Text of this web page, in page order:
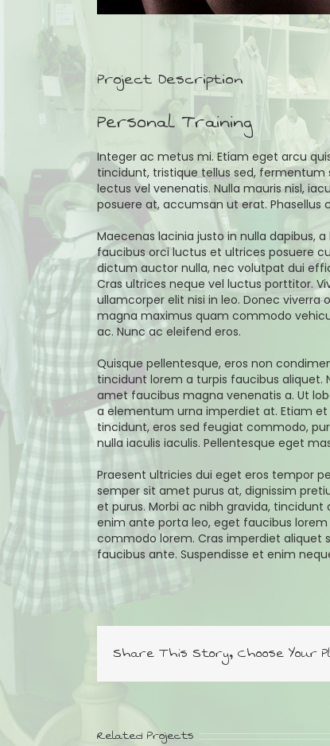
Project Description
Personal Training
Integer ac metus mi. Etiam eget arcu
tincidunt, tristique tellus sed, fermentum
lectus vel venenatis. Nulla mauris nisl,
posuere at, accumsan ut erat.
Maecenas lacinia justo in nulla dapibus,
faucibus orci luctus et ultrices posuere
dictum auctor nulla, nec volutpat dui
Cras ultrices neque vel luctus porttitor.
ullamcorper elit nisi in leo. Donec viverra
magna maximus quam commodo
ac. Nunc ac eleifend eros.
Quisque pellentesque, eros non
tincidunt lorem a turpis faucibus aliquet.
amet faucibus magna venenatis a. Ut
a elementum urna imperdiet at. Etiam et
tincidunt, eros sed feugiat commodo,
nulla iaculis iaculis. Pellentesque eget
Praesent ultricies dui eget eros tempor
semper sit amet purus at, dignissim
et purus. Morbi ac nibh gravida,
enim ante porta leo, eget faucibus
commodo lorem. Cras imperdiet aliquet
faucibus ante. Suspendisse et enim
Share This Story, Choose Your
Related Projects